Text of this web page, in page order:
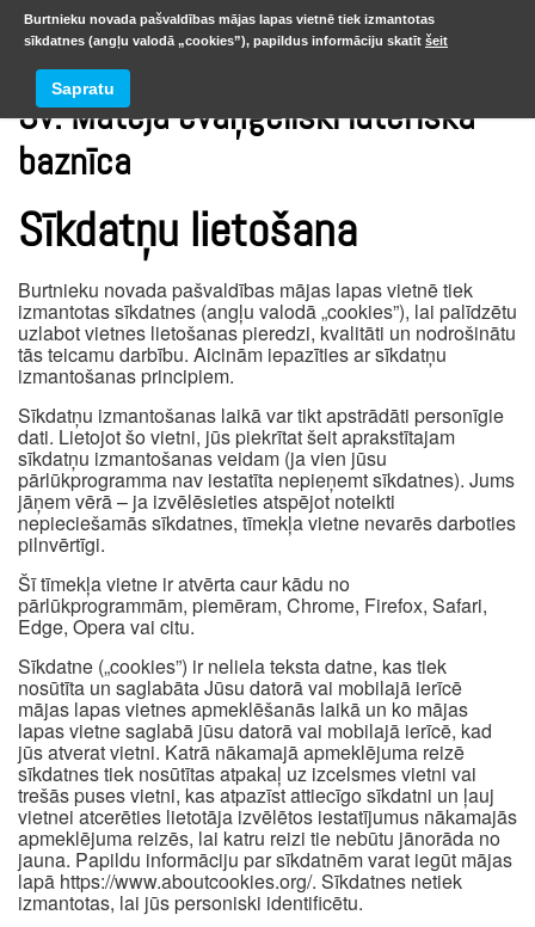
Sv. Mateja evaņģēliski luteriskā
baznīca
Sīkdatņu lietošana
Burtnieku novada pašvaldības mājas lapas vietnē tiek
izmantotas sīkdatnes (angļu valodā „cookies”), lai palīdzētu
uzlabot vietnes lietošanas pieredzi, kvalitāti un nodrošinātu
tās teicamu darbību. Aicinām iepazīties ar sīkdatņu
izmantošanas principiem.
Sīkdatņu izmantošanas laikā var tikt apstrādāti personīgie
dati. Lietojot šo vietni, jūs piekrītat šeit aprakstītajam
sīkdatņu izmantošanas veidam (ja vien jūsu
pārlūkprogramma nav iestatīta nepieņemt sīkdatnes). Jums
jāņem vērā – ja izvēlēsieties atspējot noteikti
nepieciešamās sīkdatnes, tīmekļa vietne nevarēs darboties
pilnvērtīgi.
Šī tīmekļa vietne ir atvērta caur kādu no
pārlūkprogrammām, piemēram, Chrome, Firefox, Safari,
Edge, Opera vai citu.
Sīkdatne („cookies”) ir neliela teksta datne, kas tiek
nosūtīta un saglabāta Jūsu datorā vai mobilajā ierīcē
mājas lapas vietnes apmeklēšanās laikā un ko mājas
lapas vietne saglabā jūsu datorā vai mobilajā ierīcē, kad
jūs atverat vietni. Katrā nākamajā apmeklējuma reizē
sīkdatnes tiek nosūtītas atpakaļ uz izcelsmes vietni vai
trešās puses vietni, kas atpazīst attiecīgo sīkdatni un ļauj
vietnei atcerēties lietotāja izvēlētos iestatījumus nākamajās
apmeklējuma reizēs, lai katru reizi tie nebūtu jānorāda no
jauna. Papildu informāciju par sīkdatnēm varat iegūt mājas
lapā https://www.aboutcookies.org/. Sīkdatnes netiek
izmantotas, lai jūs personiski identificētu.
Burtnieku novada pašvaldības mājas lapas vietnē tiek izmantotas
sīkdatnes (angļu valodā „cookies”), papildus informāciju skatīt šeit
Sapratu